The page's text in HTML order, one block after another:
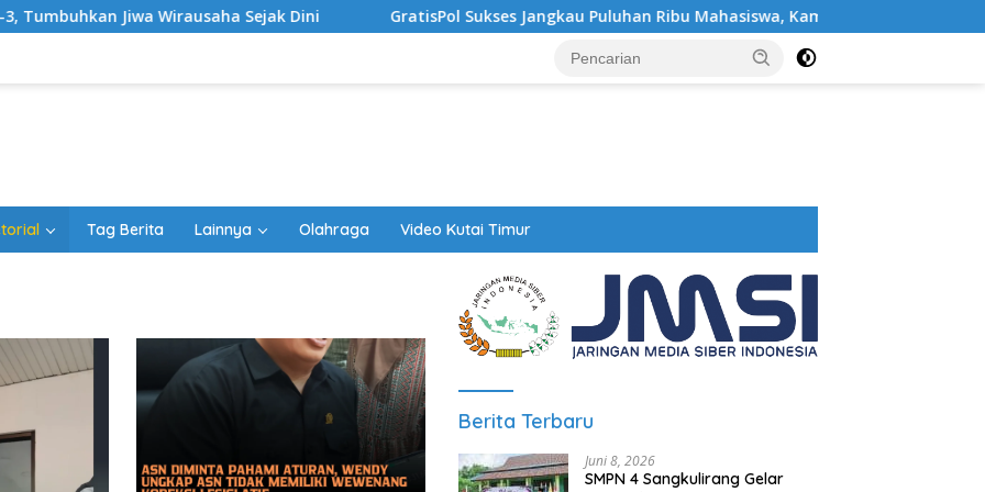
Wirausaha Sejak Dini GratisPol Sukses Jangkau Puluhan Ribu Mahasiswa, Kampus Diminta Lebih Responsif
Tag Berita Lainnya Olahraga Video Kutai Timur
Berita Terbaru
Juni 8, 2026
SMPN 4 Sangkulirang Gelar